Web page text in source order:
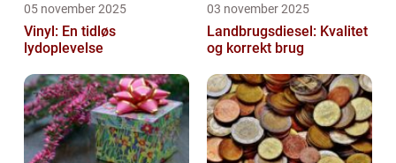
05 november 2025
Vinyl: En tidløs
lydoplevelse
03 november 2025
Landbrugsdiesel: Kvalitet
og korrekt brug